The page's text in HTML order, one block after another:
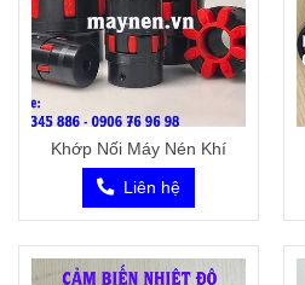
Khớp Nối Máy Nén Khí
Liên hệ